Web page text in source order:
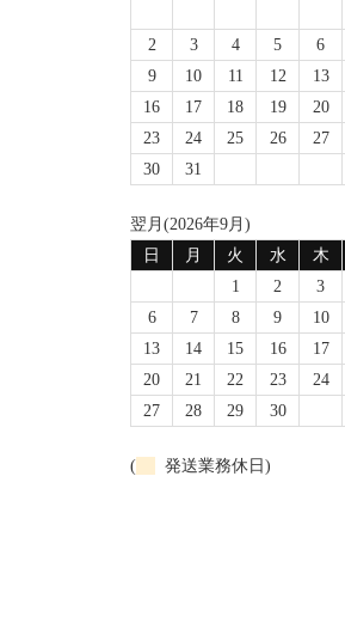
2
3 4 5 6
9
10 11 12 13
16
17 18 19 20
23
24 25 26 27
30
31
翌月(2026年9月)
日
月 火 水 木
1
2 3
6
7 8 9 10
13
14 15 16 17
20
21 22 23 24
27
28 29 30
( 発送業務休日)